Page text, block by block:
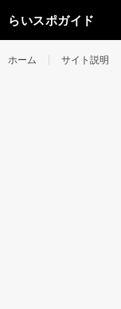
らいスポガイド
ホーム サイト説明